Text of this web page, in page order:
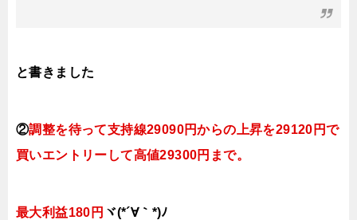
と書きました
②調整を待って支持線29090円からの 上昇を29120円で
買いエントリーして高値29300円まで。
最大利益180円 ヾ(*´∀｀*)ﾉ